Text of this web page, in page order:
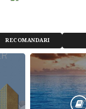
RECOMANDARI